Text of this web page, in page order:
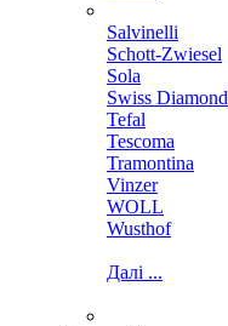
Salvinelli
Schott-Zwiesel
Sola
Swiss Diamond
Tefal
Tescoma
Tramontina
Vinzer
WOLL
Wusthof
Далі ...